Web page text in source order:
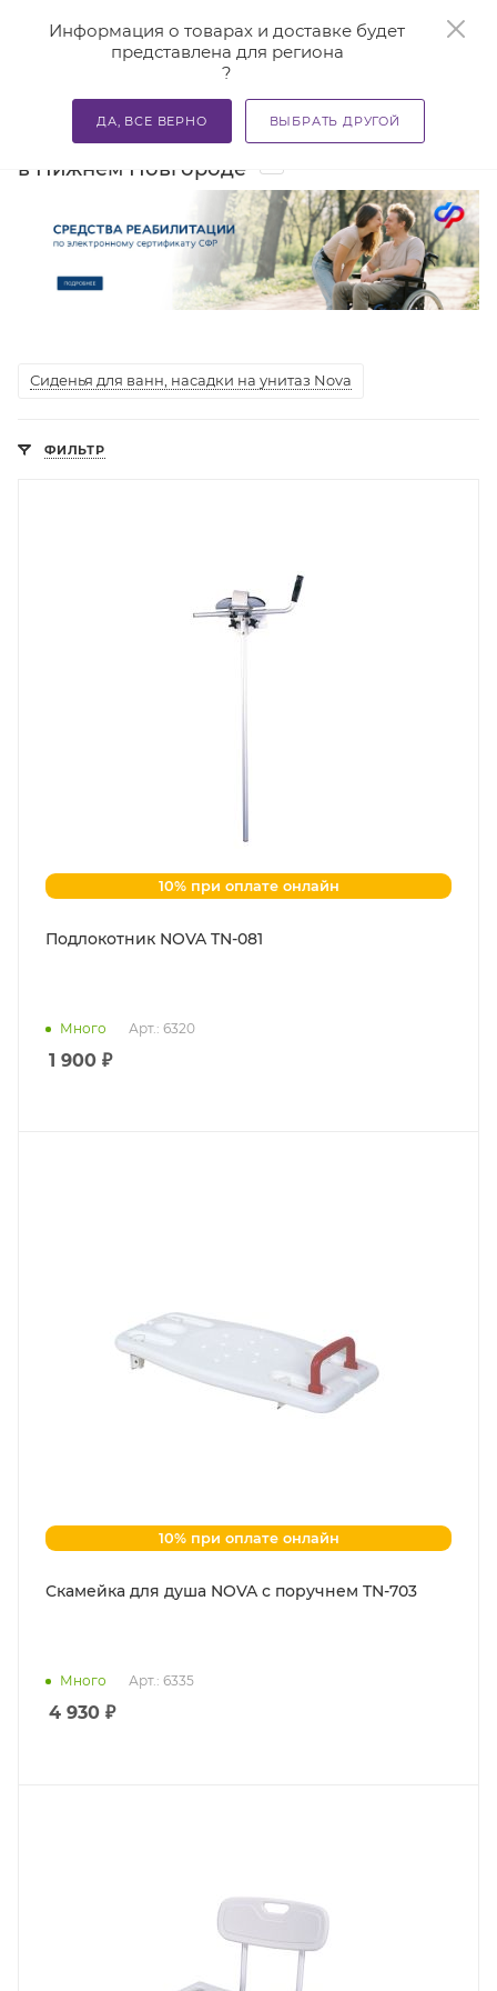
Информация о товарах и доставке будет
представлена для региона
?
ДА, ВСЕ ВЕРНО ВЫБРАТЬ ДРУГОЙ
Главная — Каталог — Средства реабилитации —
Сиденья для ванн, насадки на унитаз
в Нижнем Новгороде
Сиденья для ванн, насадки на унитаз Nova
ФИЛЬТР
10% при оплате онлайн
Подлокотник NOVA TN-081
Много Арт.: 6320
1 900 ₽
10% при оплате онлайн
Скамейка для душа NOVA с поручнем TN-703
Много Арт.: 6335
4 930 ₽